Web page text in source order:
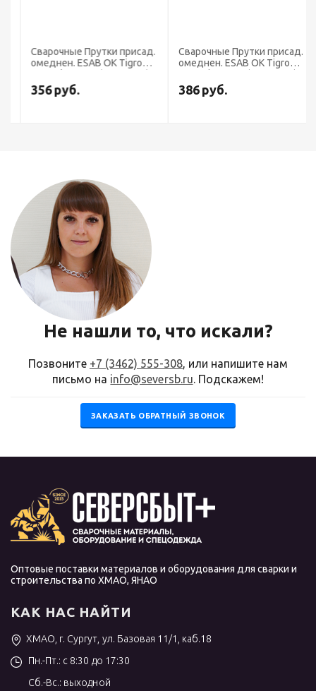
Сварочные Прутки присад.
омеднен. ESAB OK Tigrod
356руб.
Сварочные Прутки присад.
омеднен. ESAB OK Tigrod
386руб.
Не нашли то, что искали?
Позвоните +7 (3462) 555-308, или напишите нам
письмо на info@seversb.ru. Подскажем!
ЗАКАЗАТЬ ОБРАТНЫЙ ЗВОНОК
Оптовые поставки материалов и оборудования для сварки и
строительства по ХМАО, ЯНАО
КАК НАС НАЙТИ
ХМАО, г. Сургут, ул. Базовая 11/1, каб.18
Пн.-Пт.: с 8:30 до 17:30
Сб.-Вс.: выходной